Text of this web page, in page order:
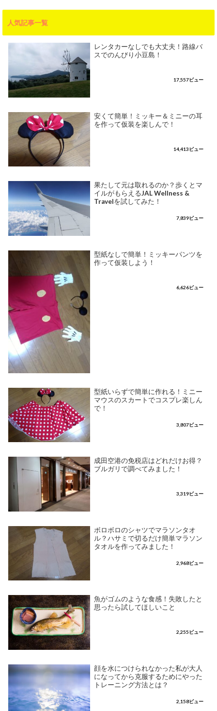
人気記事一覧
レンタカーなしでも大丈夫！路線バ
スでのんびり小豆島！
17,557ビュー
安くて簡単！ミッキー＆ミニーの耳
を作って仮装を楽しんで！
14,413ビュー
果たして元は取れるのか？歩くとマ
イルがもらえるJAL Wellness &
Travelを試してみた！
7,839ビュー
型紙なしで簡単！ミッキーパンツを
作って仮装しよう！
6,626ビュー
型紙いらずで簡単に作れる！ミニー
マウスのスカートでコスプレ楽しん
で！
3,807ビュー
成田空港の免税店はどれだけお得？
ブルガリで調べてみました！
3,319ビュー
ボロボロのシャツでマラソンタオ
ル？ハサミで切るだけ簡単マラソン
タオルを作ってみました！
2,968ビュー
魚がゴムのような食感！失敗したと
思ったら試してほしいこと
2,255ビュー
顔を水につけられなかった私が大人
になってから克服するためにやった
トレーニング方法とは？
2,158ビュー